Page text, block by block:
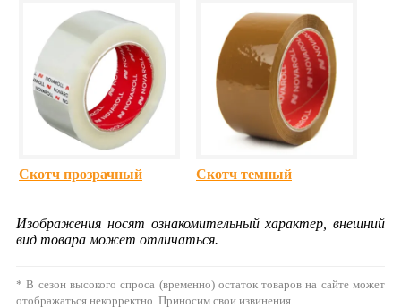
Скотч прозрачный Скотч темный
Изображения носят ознакомительный характер, внешний
вид товара может отличаться.
* В сезон высокого спроса (временно) остаток товаров на сайте может
отображаться некорректно. Приносим свои извинения.